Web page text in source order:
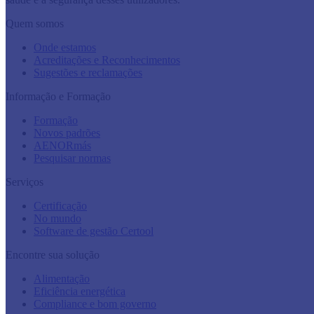
Quem somos
Onde estamos
Acreditações e Reconhecimentos
Sugestões e reclamações
Informação e Formação
Formação
Novos padrões
AENORmás
Pesquisar normas
Serviços
Certificação
No mundo
Software de gestão Certool
Encontre sua solução
Alimentação
Eficiência energética
Compliance e bom governo